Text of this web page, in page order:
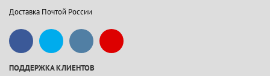
Доставка Почтой России
ПОДДЕРЖКА КЛИЕНТОВ